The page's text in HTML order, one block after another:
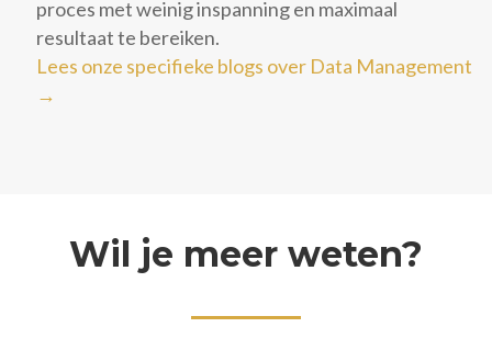
proces met weinig inspanning en maximaal
resultaat te bereiken.
Lees onze specifieke blogs over Data Management
→
Wil je meer weten?